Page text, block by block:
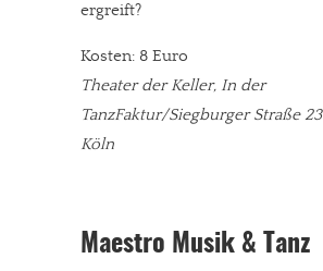
ergreift?
Kosten: 8 Euro
Theater der Keller, In der
TanzFaktur/Siegburger Straße
Köln
Maestro Musik & Tanz